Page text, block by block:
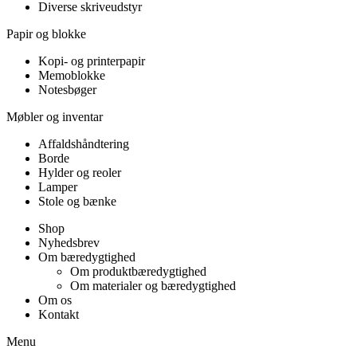
Diverse skriveudstyr
Papir og blokke
Kopi- og printerpapir
Memoblokke
Notesbøger
Møbler og inventar
Affaldshåndtering
Borde
Hylder og reoler
Lamper
Stole og bænke
Shop
Nyhedsbrev
Om bæredygtighed
Om produktbæredygtighed
Om materialer og bæredygtighed
Om os
Kontakt
Menu